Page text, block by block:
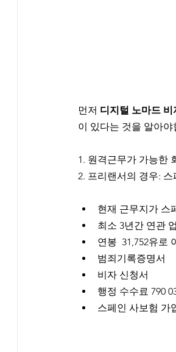
먼저 디지털 노마드 비
이 있다는 것을 알아야
1. 원격근무가 가능한
2. 프리랜서의 경우:
현재 근무지가 스
최소 3년간 연관
연봉  31,752유로
범죄기록증명서
비자 신청서
행정 수수료 790
스페인 사보험 가